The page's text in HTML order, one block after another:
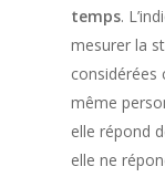
temps.
mesurer la
considérées
même
elle répond
elle ne